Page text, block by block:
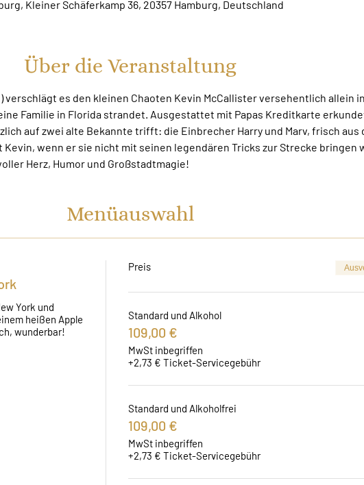
Kleiner Schäferkamp 36, 20357 Hamburg, Deutschland
Über die Veranstaltung
verschlägt es den kleinen Chaoten Kevin McCallister versehentlich allein
Familie in Florida strandet. Ausgestattet mit Papas Kreditkarte
auf zwei alte Bekannte trifft: die Einbrecher Harry und Marv, frisch aus
Kevin, wenn er sie nicht mit seinen legendären Tricks zur Strecke bringen
Herz, Humor und Großstadtmagie!
Menüauswahl
York und
heißen Apple
wunderbar!
Preis
Standard und Alkohol
109,00 €
MwSt inbegriffen
+2,73 € Ticket-Servicegebühr
Standard und Alkoholfrei
109,00 €
MwSt inbegriffen
+2,73 € Ticket-Servicegebühr